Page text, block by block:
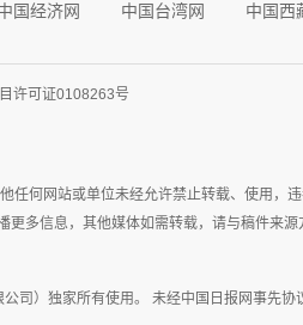
国经济网 中国台湾网 中国西
许可证0108263号
任何网站或单位未经允许禁止转载、使用，
多信息，其他媒体如需转载，请与稿件来
司）独家所有使用。 未经中国日报网事先协